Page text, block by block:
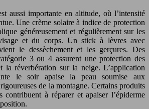
aussi importante en altitude, où l’intensité
Une crème solaire à indice de protection
généreusement et régulièrement sur les
et du corps. Un stick à lèvres avec
le dessèchement et les gerçures. Des
3 ou 4 assurent une protection des
réverbération sur la neige. L’application
le soir apaise la peau soumise aux
de la montagne. Certains produits
contribuent à réparer et apaiser l’épiderme